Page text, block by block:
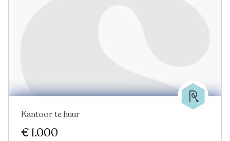
Kantoor te huur
€ 1.000